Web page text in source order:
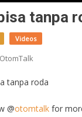
tanpa
Videos
OtomTalk
tanpa roda
@otomtalk for